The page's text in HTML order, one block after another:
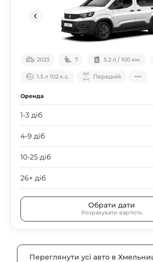
2023 7 5.2 л / 100 км.
1.5 л 102 к.с. Передній
Оренда
1-3 діб
4-9 діб
10-25 діб
26+ діб
Обрати дати
Розрахувати вартість
Переглянути усі авто в